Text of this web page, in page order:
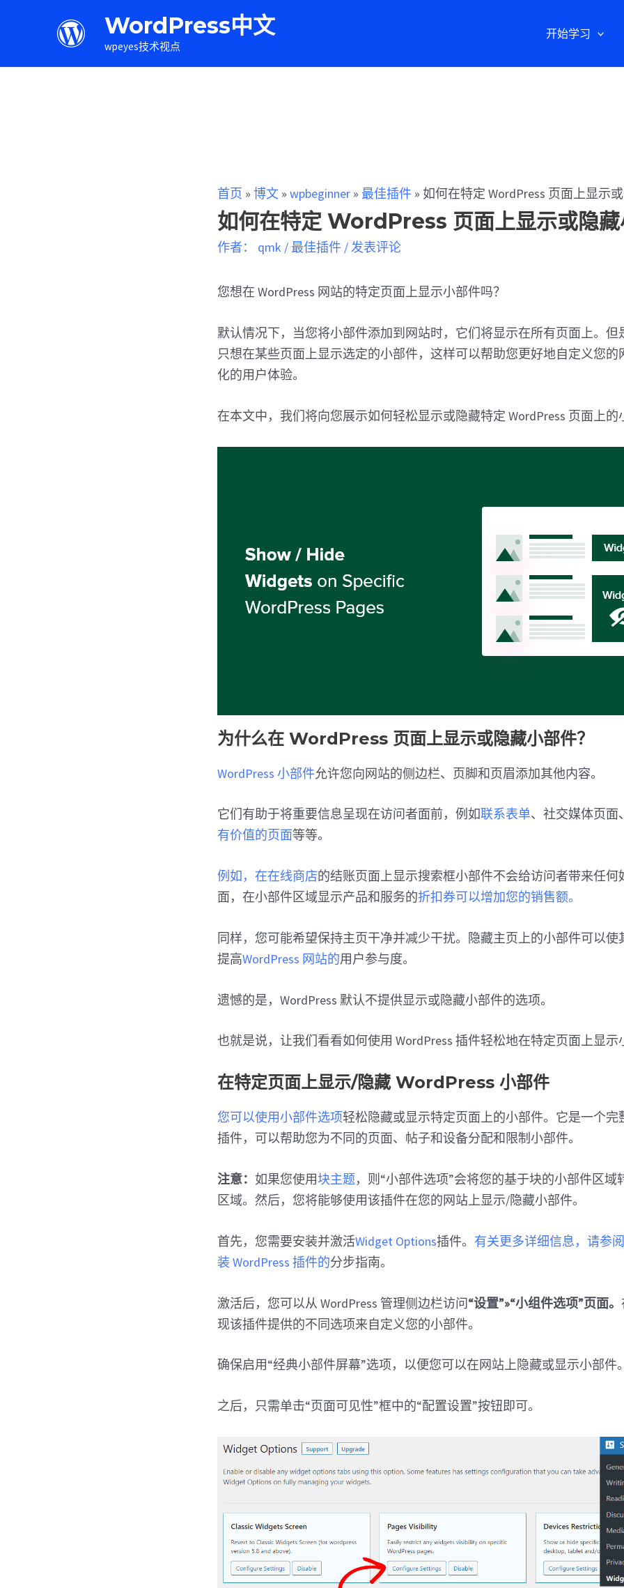
WordPress中文
wpeyes技术视点
开始学习
首页 »博文 »wpbeginner » 最佳插件 »如何在特定 WordPress 页面上显示
如何在特定 WordPress 页面上显示或隐藏
作者： qmk / 最佳插件 /发表评论
您想在 WordPress 网站的特定页面上显示小部件吗？
默认情况下，当您将小部件添加到网站时，它们将显示在所有页面上。但
只想在某些页面上显示选定的小部件，这样可以帮助您更好地自定义您的
化的用户体验。
在本文中，我们将向您展示如何轻松显示或隐藏特定 WordPress 页面上的
为什么在 WordPress 页面上显示或隐藏小部件？
WordPress 小部件允许您向网站的侧边栏、页脚和页眉添加其他内容。
它们有助于将重要信息呈现在访问者面前，例如联系表单、社交媒体页面
有价值的页面等等。
例如，在在线商店的结账页面上显示搜索框小部件不会给访问者带来任何
面，在小部件区域显示产品和服务的折扣券可以增加您的销售额。
同样，您可能希望保持主页干净并减少干扰。隐藏主页上的小部件可以使
提高WordPress 网站的用户参与度。
遗憾的是，WordPress 默认不提供显示或隐藏小部件的选项。
也就是说，让我们看看如何使用 WordPress 插件轻松地在特定页面上显示
在特定页面上显示/隐藏 WordPress 小部件
您可以使用小部件选项轻松隐藏或显示特定页面上的小部件。它是一个完
插件，可以帮助您为不同的页面、帖子和设备分配和限制小部件。
注意：如果您使用块主题，则“小部件选项”会将您的基于块的小部件区域
区域。然后，您将能够使用该插件在您的网站上显示/隐藏小部件。
首先，您需要安装并激活Widget Options插件。 有关更多详细信息，请参
装 WordPress 插件的分步指南。
激活后，您可以从 WordPress 管理侧边栏访问“设置”»“小组件选项”页面。
现该插件提供的不同选项来自定义您的小部件。
确保启用“经典小部件屏幕”选项，以便您可以在网站上隐藏或显示小部件
之后，只需单击“页面可见性”框中的“配置设置”按钮即可。